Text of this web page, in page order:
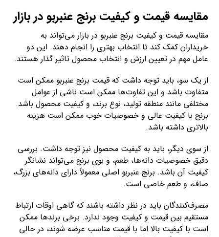
مقایسه قیمت و کیفیت برنج عنبربو در بازار
مقایسه قیمت و کیفیت برنج عنبربو در بازار می‌تواند به
خریداران کمک کند تا انتخاب بهتری را انجام دهند. این دو
عامل مهم در تعیین ارزش و انتخاب محصول تاثیر گذار هستند.
از یک سو، باید توجه داشت که قیمت برنج عنبربو ممکن است
متفاوت باشد و این تفاوت‌ها ممکن است ناشی از عوامل
مختلفی مانند منطقه تولید، نوع برند، و کیفیت محصول باشد.
برنج با کیفیت عالی و خصوصیات خوب ممکن است هزینه
بالاتری داشته باشد.
از سوی دیگر، باید به کیفیت محصول نیز توجه داشت. بررسی
دقیق خصوصیات دانه‌ها، طعم، و بوی برنج می‌تواند نشانگر
کیفیت آن باشد. برنج عنبربو اصلی معمولاً دارای دانه‌های بزرگ،
صاف، و طعم خاصی است.
مصرف‌کنندگان باید در نظر داشته باشند که گاهی اوقات ارتباط
مستقیم بین قیمت و کیفیت وجود ندارد. برخی برندها ممکن
است با کیفیت بالا اما با قیمت مناسب عرضه شوند، در حالی